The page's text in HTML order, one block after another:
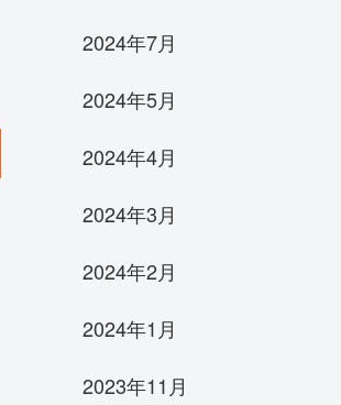
2024年7月
2024年5月
2024年4月
2024年3月
2024年2月
2024年1月
2023年11月